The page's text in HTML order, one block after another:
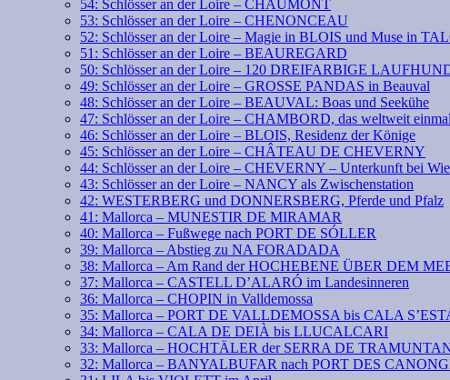
54: Schlösser an der Loire – CHAUMONT
53: Schlösser an der Loire – CHENONCEAU
52: Schlösser an der Loire – Magie in BLOIS und Muse in
51: Schlösser an der Loire – BEAUREGARD
50: Schlösser an der Loire – 120 DREIFARBIGE
49: Schlösser an der Loire – GROSSE PANDAS in Beauval
48: Schlösser an der Loire – BEAUVAL: Boas und Seekühe
47: Schlösser an der Loire – CHAMBORD, das weltweit
46: Schlösser an der Loire – BLOIS, Residenz der Könige
45: Schlösser an der Loire – CHÂTEAU DE CHEVERNY
44: Schlösser an der Loire – CHEVERNY – Unterkunft bei
43: Schlösser an der Loire – NANCY als Zwischenstation
42: WESTERBERG und DONNERSBERG, Pferde und Pfalz
41: Mallorca – MUNESTIR DE MIRAMAR
40: Mallorca – Fußwege nach PORT DE SÓLLER
39: Mallorca – Abstieg zu NA FORADADA
38: Mallorca – Am Rand der HOCHEBENE ÜBER DEM
37: Mallorca – CASTELL D’ALARÓ im Landesinneren
36: Mallorca – CHOPIN in Valldemossa
35: Mallorca – PORT DE VALLDEMOSSA bis CALA
34: Mallorca – CALA DE DEIÀ bis LLUCALCARI
33: Mallorca – HOCHTÄLER der SERRA DE
32: Mallorca – BANYALBUFAR nach PORT DES